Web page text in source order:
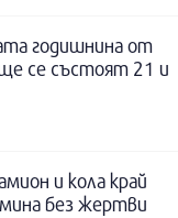
годишнина от
се състоят 21 и
и кола край
без жертви